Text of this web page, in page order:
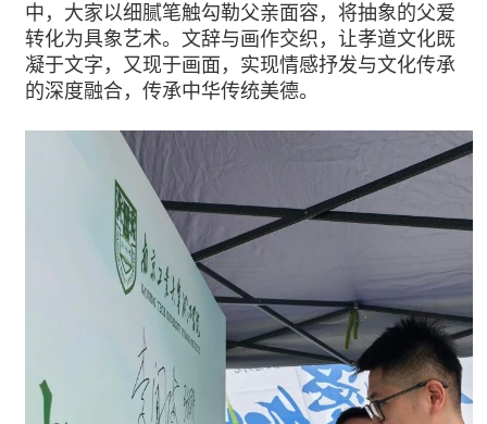
中，大家以细腻笔触勾勒父亲面容，将抽象的父爱
转化为具象艺术。文辞与画作交织，让孝道文化既
凝于文字，又现于画面，实现情感抒发与文化传承
的深度融合，传承中华传统美德。